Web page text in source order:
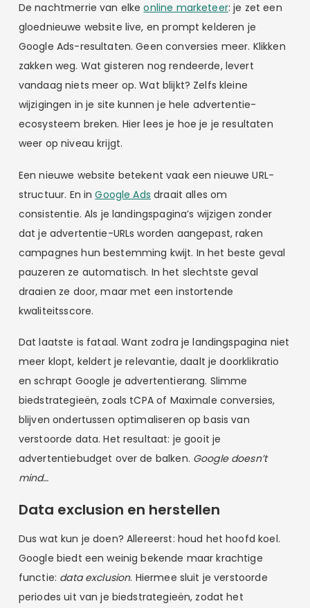
De nachtmerrie van elkeonline marketeer: je zet een
gloednieuwe website live, en prompt kelderen je
Google Ads-resultaten. Geen conversies meer. Klikken
zakken weg. Wat gisteren nog rendeerde, levert
vandaag niets meer op. Wat blijkt? Zelfs kleine
wijzigingen in je site kunnen je hele advertentie-
ecosysteem breken. Hier lees je hoe je je resultaten
weer op niveau krijgt.
Een nieuwe website betekent vaak een nieuwe URL-
structuur. En inGoogle Ads draait alles om
consistentie. Als je landingspagina’s wijzigen zonder
dat je advertentie-URLs worden aangepast, raken
campagnes hun bestemming kwijt. In het beste geval
pauzeren ze automatisch. In het slechtste geval
draaien ze door, maar met een instortende
kwaliteitsscore.
Dat laatste is fataal. Want zodra je landingspagina niet
meer klopt, keldert je relevantie, daalt je doorklikratio
en schrapt Google je advertentierang. Slimme
biedstrategieën, zoals tCPA of Maximale conversies,
blijven ondertussen optimaliseren op basis van
verstoorde data. Het resultaat: je gooit je
advertentiebudget over de balken. Google doesn’t
mind…
Data exclusion en herstellen
Dus wat kun je doen? Allereerst: houd het hoofd koel.
Google biedt een weinig bekende maar krachtige
functie: data exclusion. Hiermee sluit je verstoorde
periodes uit van je biedstrategieën, zodat het